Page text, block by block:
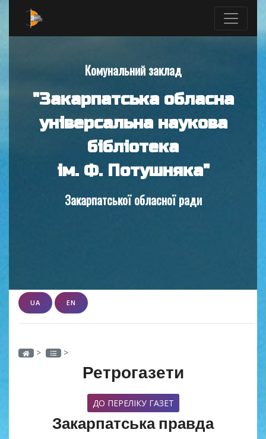
Комунальний заклад
"Закарпатська обласна
універсальна наукова
бібліотека
ім. Ф. Потушняка"
Закарпатської обласної ради
UA EN
> >
Ретрогазети
ДО ПЕРЕЛІКУ ГАЗЕТ
Закарпатська правда